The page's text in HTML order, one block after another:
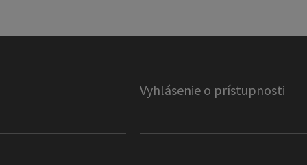
Vyhlásenie o prístupnosti